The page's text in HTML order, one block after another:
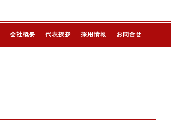
会社概要 代表挨拶 採用情報 お問合せ